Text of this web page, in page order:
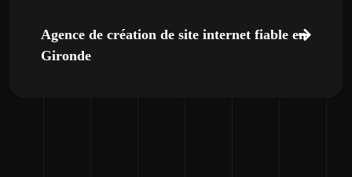
Agence de création de site internet fiable en
Gironde